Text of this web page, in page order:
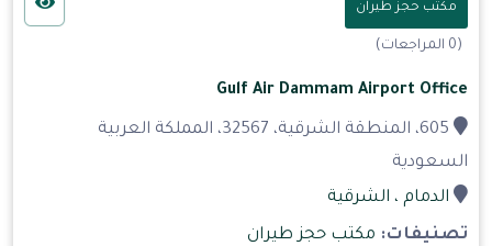
مكتب حجز طيران
(0 المراجعات)
Gulf Air Dammam Airport Office
605، المنطقة الشرقية، 32567، المملكة العربية
السعودية
الدمام ، الشرقية
تصنيفات: مكتب حجز طيران